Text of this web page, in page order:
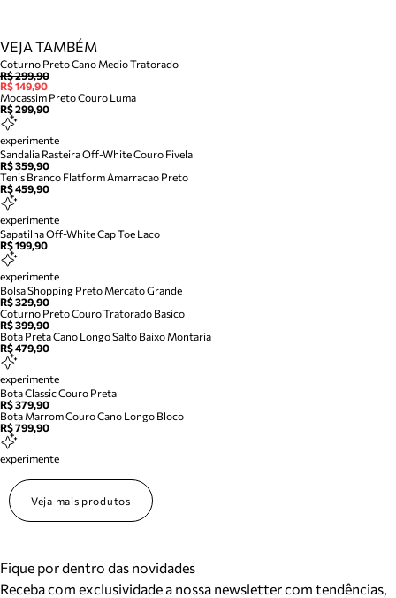
VEJA TAMBÉM
Coturno Preto Cano Medio Tratorado
R$ 299,90
R$ 149,90
Mocassim Preto Couro Luma
R$ 299,90
experimente
Sandalia Rasteira Off-White Couro Fivela
R$ 359,90
Tenis Branco Flatform Amarracao Preto
R$ 459,90
experimente
Sapatilha Off-White Cap Toe Laco
R$ 199,90
experimente
Bolsa Shopping Preto Mercato Grande
R$ 329,90
Coturno Preto Couro Tratorado Basico
R$ 399,90
Bota Preta Cano Longo Salto Baixo Montaria
R$ 479,90
experimente
Bota Classic Couro Preta
R$ 379,90
Bota Marrom Couro Cano Longo Bloco
R$ 799,90
experimente
Veja mais produtos
Fique por dentro das novidades
Receba com exclusividade a nossa newsletter com tendências,